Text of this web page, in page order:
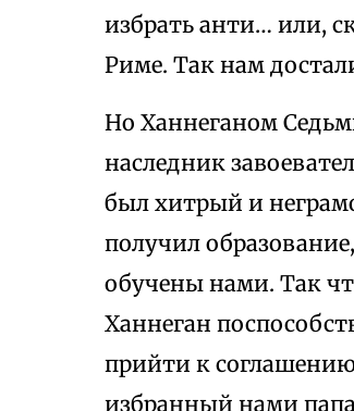
избрать анти… или,
Риме. Так нам
Но Ханнеганом
наследник
был хитрый и
получил
обучены нами. Так
Ханнеган
прийти к
избранный нами